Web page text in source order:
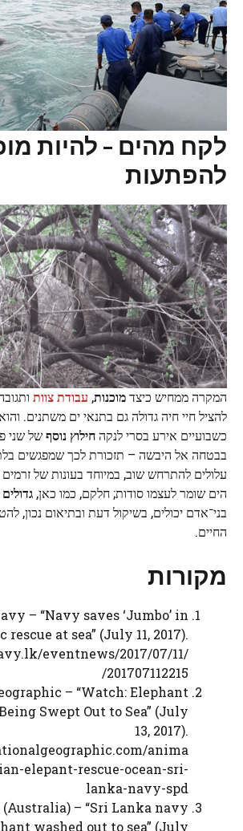
לקח מהים – להיות
להפתעות
המקרה ממחיש כיצדמוכנות, עבודת צוות
להציל חיי חיה גדולה גם בתנאי ים משתנים.
כשבועיים אירע בסרי לנקהחילוץ נוסףשל שני
בבטחה אל היבשה – תזכורת לכך שמפגשים
עלולים להתרחש שוב, במיוחד בעונות של זרמים
הים שומר לעצמו סודות; חלקם, כמו כאן,
בני־אדם יכולים, בשיקול דעת ובתיאום נכון,
החיים.
מקורות
– “Navy saves ‘Jumbo’ in
rescue at sea” (July 11, 2017).
eventnews/2017/07/11/
201707112215/
– “Watch: Elephant
Swept Out to Sea” (July
13, 2017).
anima
elepant-rescue-ocean-sri-
lanka-navy-spd
(Australia) – “Sri Lanka navy
washed out to sea” (July